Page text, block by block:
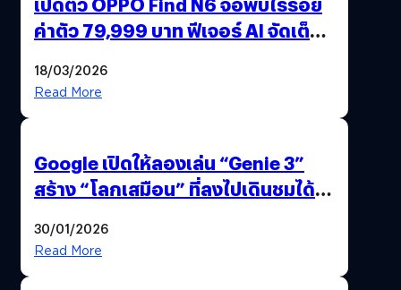
ค่าตัว 79,999 บาท ฟีเจอร์ AI จัดเต็ม
18/03/2026
Read More
Google เปิดให้ลองเล่น “Genie 3”
สร้าง “โลกเสมือน” ที่ลงไปเดินชมได้
30/01/2026
Read More